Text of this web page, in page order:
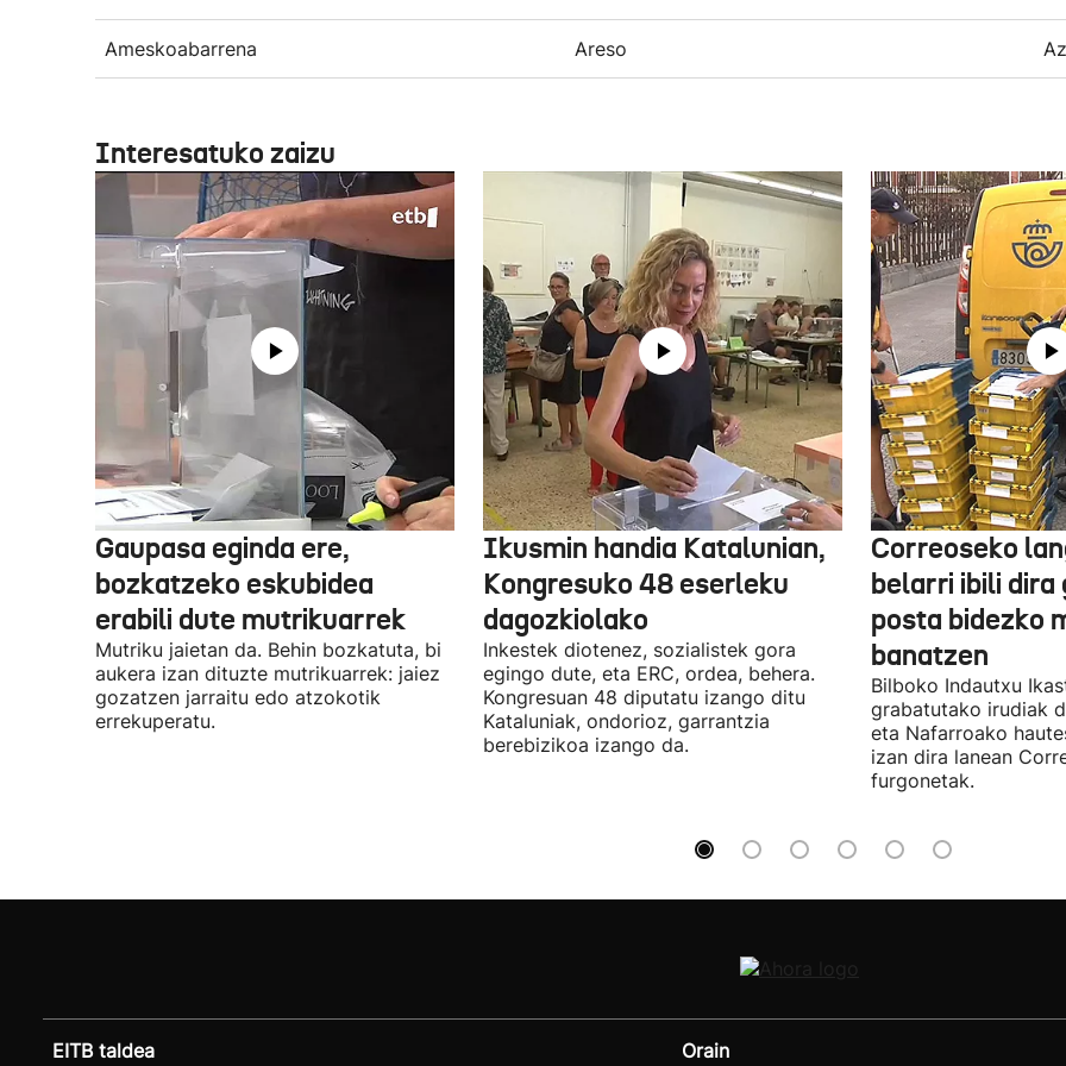
Ameskoabarrena Areso
Interesatuko zaizu
Gaupasa eginda ere,
bozkatzeko eskubidea
erabili dute mutrikuarrek
Mutriku jaietan da. Behin bozkatuta, bi
aukera izan dituzte mutrikuarrek: jaiez
gozatzen jarraitu edo atzokotik
errekuperatu.
Ikusmin handia Katalunian,
Kongresuko 48 eserleku
dagozkiolako
Inkestek diotenez, sozialistek gora
egingo dute, eta ERC, ordea, behera.
Kongresuan 48 diputatu izango ditu
Kataluniak, ondorioz, garrantzia
berebizikoa izango da.
Correoseko
belarri ibili dira
posta bidezko
banatzen
Bilboko Indautxu
grabatutako irudiak
eta Nafarroako
izan dira lanean
furgonetak.
EITB taldea Orain